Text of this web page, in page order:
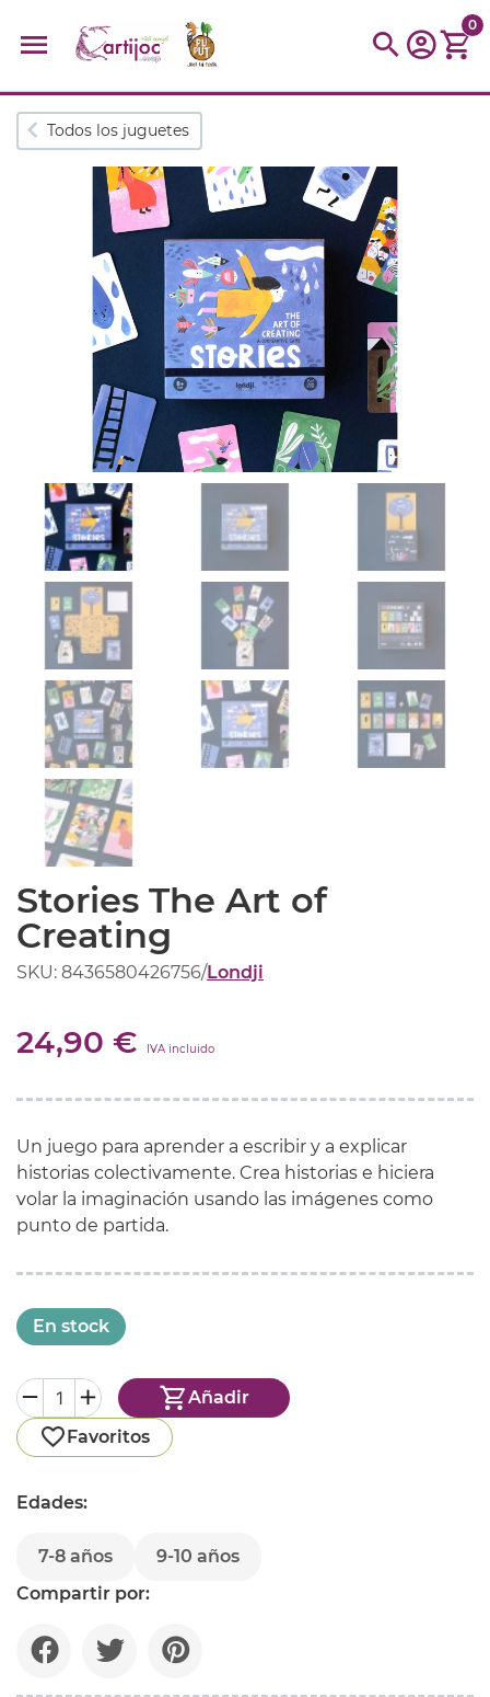
Búsquedas populares
muñeca Parchís Moulin
montessori
kit kidynight Puzzle
Botella
0
Todos los juguetes
Stories The Art of
Creating
SKU: 8436580426756/Londji
24,90 € IVA incluido
Un juego para aprender a escribir y a explicar
historias colectivamente. Crea historias e hiciera
volar la imaginación usando las imágenes como
punto de partida.
En stock
Añadir
Favoritos
Edades:
7-8 años
9-10 años
Compartir por: